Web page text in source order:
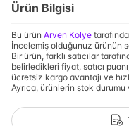
Ürün Bilgisi
Bu ürün Arven Kolye
İncelemiş olduğunuz ürünün
Bir ürün, farklı satıcılar
belirledikleri fiyat, satıcı
ücretsiz kargo avantajı ve
Ayrıca, ürünlerin stok